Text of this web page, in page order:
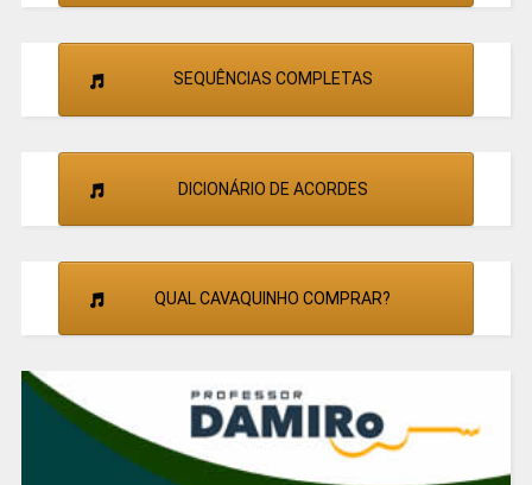
SEQUÊNCIAS COMPLETAS
DICIONÁRIO DE ACORDES
QUAL CAVAQUINHO COMPRAR?